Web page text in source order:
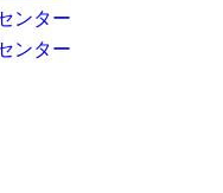
ンター
ンター